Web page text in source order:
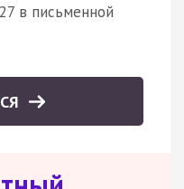
в письменной